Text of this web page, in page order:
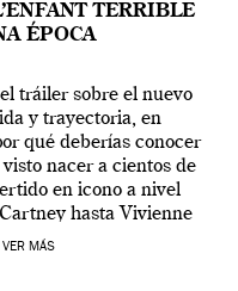
TERRIBLE
ÉPOCA
tráiler sobre el nuevo
y trayectoria, en
qué deberías conocer
nacer a cientos de
en icono a nivel
hasta Vivienne
[…]
VER MÁS